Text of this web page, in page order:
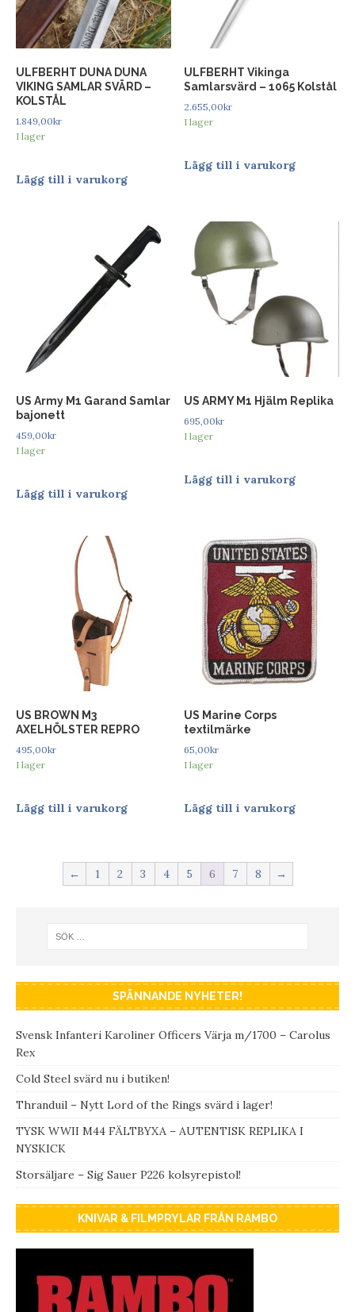
ULFBERHT DUNA DUNA
VIKING SAMLAR SVÄRD –
KOLSTÅL
1.849,00kr
I lager
Lägg till i varukorg
ULFBERHT Vikinga
Samlarsvärd – 1065 Kolstål
2.655,00kr
I lager
Lägg till i varukorg
US Army M1 Garand Samlar
bajonett
459,00kr
I lager
Lägg till i varukorg
US ARMY M1 Hjälm Replika
695,00kr
I lager
Lägg till i varukorg
US BROWN M3
AXELHÖLSTER REPRO
495,00kr
I lager
Lägg till i varukorg
US Marine Corps
textilmärke
65,00kr
I lager
Lägg till i varukorg
← 1 2 3 4 5 6 7 8 →
SPÄNNANDE NYHETER!
Svensk Infanteri Karoliner Officers Värja m/1700 – Carolus
Rex
Cold Steel svärd nu i butiken!
Thranduil – Nytt Lord of the Rings svärd i lager!
TYSK WWII M44 FÄLTBYXA – AUTENTISK REPLIKA I
NYSKICK
Storsäljare – Sig Sauer P226 kolsyrepistol!
KNIVAR & FILMPRYLAR FRÅN RAMBO